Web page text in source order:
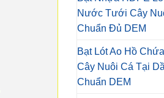
Nước Tưới Cây
Chuẩn Đủ DEM
Bạt Lót Ao Hồ
Cây Nuôi Cá Tại
Chuẩn DEM